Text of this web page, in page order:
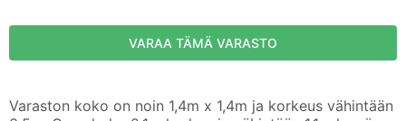
Varaston koko on noin 1,4m x 1,4m ja korkeus vähintään